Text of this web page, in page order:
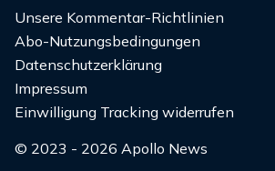
Unsere Kommentar-Richtlinien
Abo-Nutzungsbedingungen
Datenschutzerklärung
Impressum
Einwilligung Tracking widerrufen
© 2023 - 2026 Apollo News